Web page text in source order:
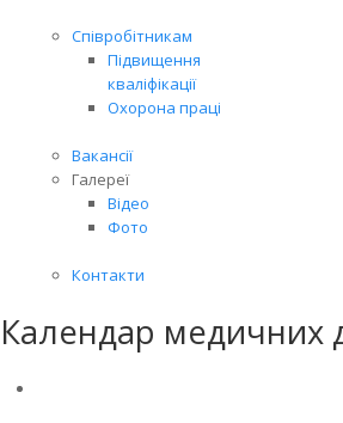
Співробітникам
Підвищення
кваліфікації
Охорона праці
Вакансії
Галереї
Відео
Фото
Контакти
Календар медичних